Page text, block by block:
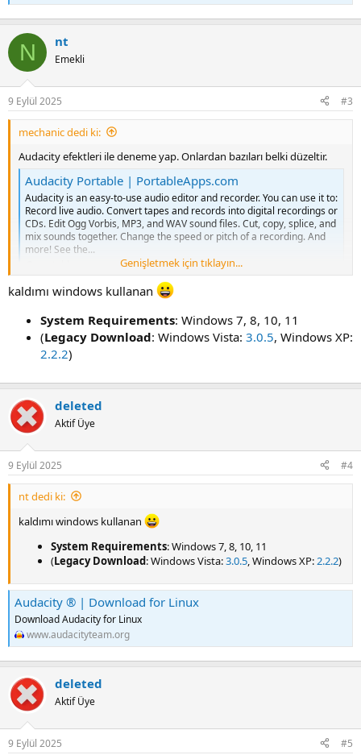
N nt
Emekli
9 Eylül 2025 #3
mechanic dedi ki:
Audacity efektleri ile deneme yap. Onlardan bazıları belki düzeltir.
Audacity Portable | PortableApps.com
Audacity is an easy-to-use audio editor and recorder. You can use it to:
Record live audio. Convert tapes and records into digital recordings or
CDs. Edit Ogg Vorbis, MP3, and WAV sound files. Cut, copy, splice, and
mix sounds together. Change the speed or pitch of a recording. And
more! See the...
Genişletmek için tıklayın...
kaldımı windows kullanan
System Requirements: Windows 7, 8, 10, 11
(Legacy Download: Windows Vista: 3.0.5, Windows XP:
2.2.2)
deleted
Aktif Üye
9 Eylül 2025 #4
nt dedi ki:
kaldımı windows kullanan
System Requirements: Windows 7, 8, 10, 11
(Legacy Download: Windows Vista:3.0.5, Windows XP:2.2.2)
Audacity ® | Download for Linux
Download Audacity for Linux
www.audacityteam.org
deleted
Aktif Üye
9 Eylül 2025 #5